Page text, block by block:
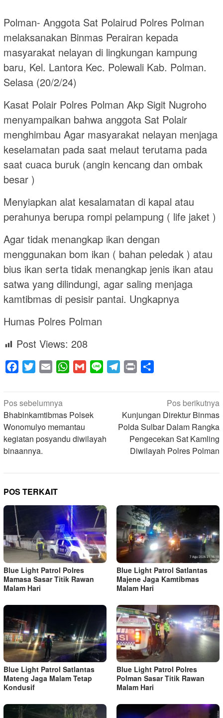
Polman- Anggota Sat Polairud Polres Polman
melaksanakan Binmas Perairan kepada
masyarakat nelayan di lingkungan kampung
baru, Kel. Lantora Kec. Polewali Kab. Polman.
Selasa (20/2/24)
Kasat Polair Polres Polman Akp Sigit Nugroho
menyampaikan bahwa anggota Sat Polair
menghimbau Agar masyarakat nelayan menjaga
keselamatan pada saat melaut terutama pada
saat cuaca buruk (angin kencang dan ombak
besar )
Menyiapkan alat kesalamatan di kapal atau
perahunya berupa rompi pelampung ( life jaket )
Agar tidak menangkap ikan dengan
menggunakan bom ikan ( bahan peledak ) atau
bius ikan serta tidak menangkap jenis ikan atau
satwa yang dilindungi, agar saling menjaga
kamtibmas di pesisir pantai. Ungkapnya
Humas Polres Polman
Post Views: 208
Facebook
Twitter Email WhatsApp
Gmail Line Telegram
Print
Navigasi
pos
Pos sebelumnya
Bhabinkamtibmas Polsek
Wonomulyo memantau
kegiatan posyandu diwilayah
binaannya.
Pos berikutnya
Kunjungan Direktur Binmas
Polda Sulbar Dalam Rangka
Pengecekan Sat Kamling
Diwilayah Polres Polman
POS TERKAIT
Blue Light Patrol Polres
Mamasa Sasar Titik Rawan
Malam Hari
Blue Light Patrol Satlantas
Majene Jaga Kamtibmas
Malam Hari
Blue Light Patrol Satlantas
Mateng Jaga Malam Tetap
Kondusif
Blue Light Patrol Polres
Polman Sasar Titik Rawan
Malam Hari